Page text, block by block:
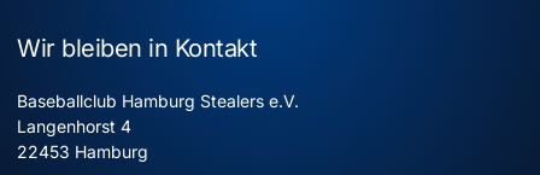
Wir bleiben in Kontakt
Baseballclub Hamburg Stealers e.V.
Langenhorst 4
22453 Hamburg